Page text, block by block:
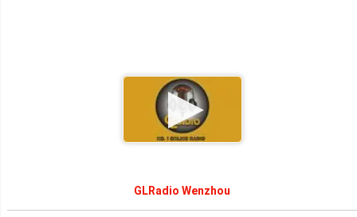
GLRadio Wenzhou